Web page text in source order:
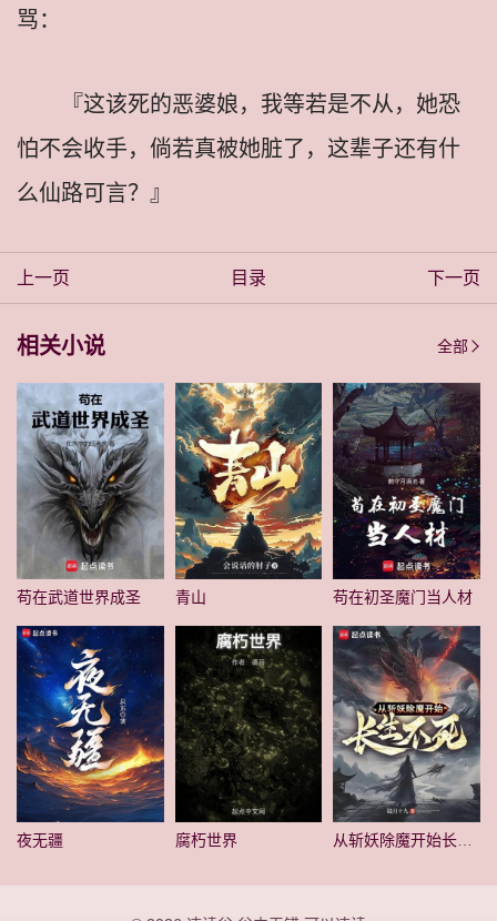
骂：
『这该死的恶婆娘，我等若是不从，她恐
怕不会收手，倘若真被她脏了，这辈子还有什
么仙路可言？』
上一页 目录 下一页
相关小说 全部
苟在武道世界成圣 青山 苟在初圣魔门当人材
夜无疆 腐朽世界